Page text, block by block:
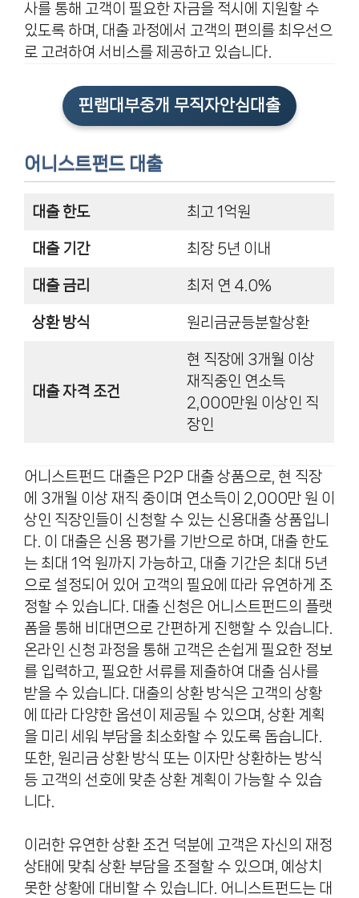
사를 통해 고객이 필요한 자금을 적시에 지원할 수
있도록 하며, 대출 과정에서 고객의 편의를 최우선으
로 고려하여 서비스를 제공하고 있습니다.
핀랩대부중개 무직자안심대출
어니스트펀드 대출
대출 한도 최고 1억원
대출 기간 최장 5년 이내
대출 금리 최저 연 4.0%
상환 방식 원리금균등분할상환
대출 자격 조건
현 직장에 3개월 이상
재직중인 연소득
2,000만원 이상인 직
장인
어니스트펀드 대출은 P2P 대출 상품으로, 현 직장
에 3개월 이상 재직 중이며 연소득이 2,000만 원 이
상인 직장인들이 신청할 수 있는 신용대출 상품입니
다. 이 대출은 신용 평가를 기반으로 하며, 대출 한도
는 최대 1억 원까지 가능하고, 대출 기간은 최대 5년
으로 설정되어 있어 고객의 필요에 따라 유연하게 조
정할 수 있습니다. 대출 신청은 어니스트펀드의 플랫
폼을 통해 비대면으로 간편하게 진행할 수 있습니다.
온라인 신청 과정을 통해 고객은 손쉽게 필요한 정보
를 입력하고, 필요한 서류를 제출하여 대출 심사를
받을 수 있습니다. 대출의 상환 방식은 고객의 상황
에 따라 다양한 옵션이 제공될 수 있으며, 상환 계획
을 미리 세워 부담을 최소화할 수 있도록 돕습니다.
또한, 원리금 상환 방식 또는 이자만 상환하는 방식
등 고객의 선호에 맞춘 상환 계획이 가능할 수 있습
니다.
이러한 유연한 상환 조건 덕분에 고객은 자신의 재정
상태에 맞춰 상환 부담을 조절할 수 있으며, 예상치
못한 상황에 대비할 수 있습니다. 어니스트펀드는 대